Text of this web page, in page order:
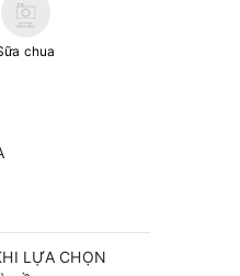
chua
LỰA CHỌN